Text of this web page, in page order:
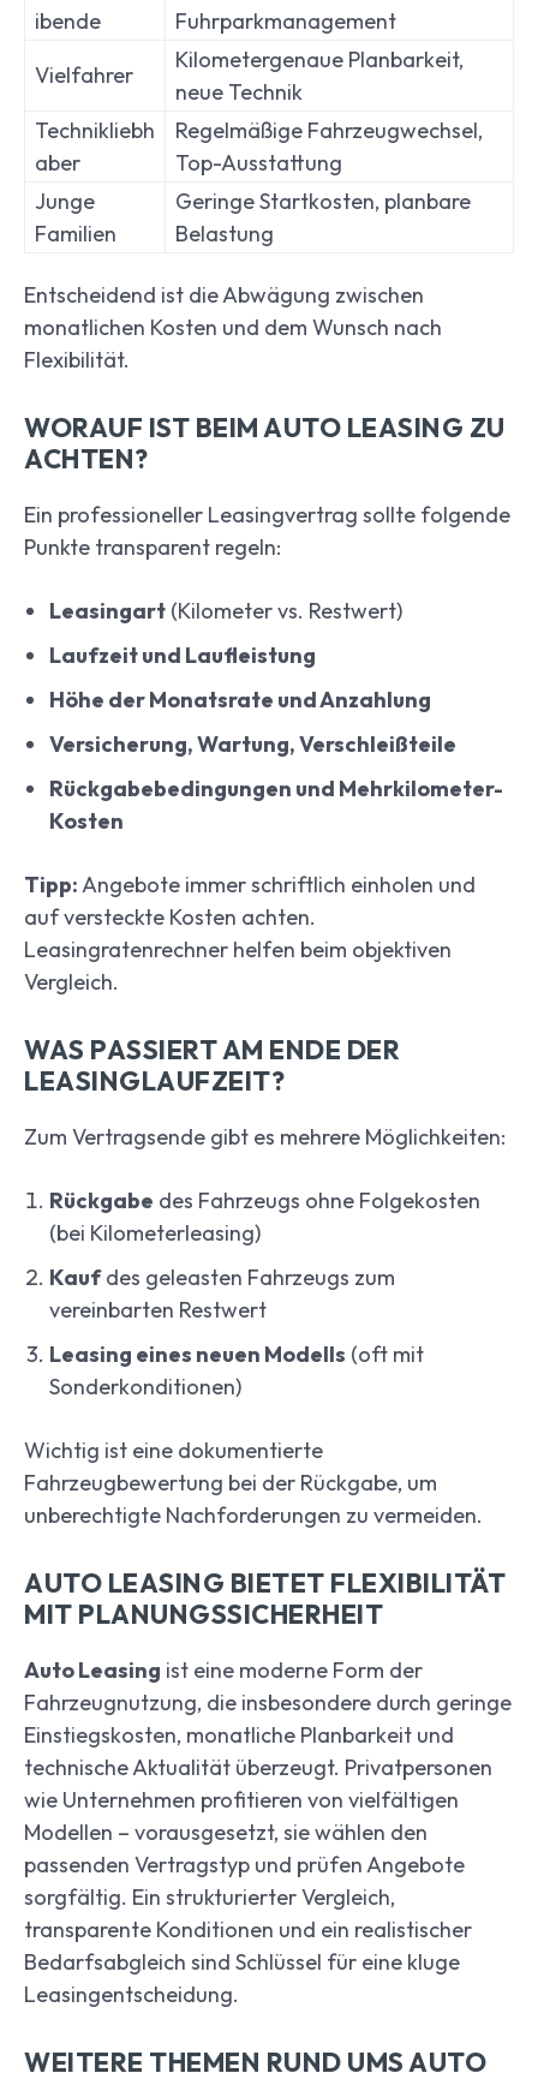
ibende
Fuhrparkmanagement
Vielfahrer
Kilometergenaue Planbarkeit,
neue Technik
Technikliebh
aber
Regelmäßige Fahrzeugwechsel,
Top-Ausstattung
Junge
Familien
Geringe Startkosten, planbare
Belastung
Entscheidend ist die Abwägung zwischen
monatlichen Kosten und dem Wunsch nach
Flexibilität.
WORAUF IST BEIM AUTO LEASING ZU
ACHTEN?
Ein professioneller Leasingvertrag sollte folgende
Punkte transparent regeln:
Leasingart (Kilometer vs. Restwert)
Laufzeit und Laufleistung
Höhe der Monatsrate und Anzahlung
Versicherung, Wartung, Verschleißteile
Rückgabebedingungen und Mehrkilometer-
Kosten
Tipp:Angebote immer schriftlich einholen und
auf versteckte Kosten achten.
Leasingratenrechner helfen beim objektiven
Vergleich.
WAS PASSIERT AM ENDE DER
LEASINGLAUFZEIT?
Zum Vertragsende gibt es mehrere Möglichkeiten:
Rückgabe des Fahrzeugs ohne Folgekosten
(bei Kilometerleasing)
Kaufdes geleasten Fahrzeugs zum
vereinbarten Restwert
Leasing eines neuen Modells (oft mit
Sonderkonditionen)
Wichtig ist eine dokumentierte
Fahrzeugbewertung bei der Rückgabe, um
unberechtigte Nachforderungen zu vermeiden.
AUTO LEASING BIETET FLEXIBILITÄT
MIT PLANUNGSSICHERHEIT
Auto Leasing ist eine moderne Form der
Fahrzeugnutzung, die insbesondere durch geringe
Einstiegskosten, monatliche Planbarkeit und
technische Aktualität überzeugt. Privatpersonen
wie Unternehmen profitieren von vielfältigen
Modellen – vorausgesetzt, sie wählen den
passenden Vertragstyp und prüfen Angebote
sorgfältig. Ein strukturierter Vergleich,
transparente Konditionen und ein realistischer
Bedarfsabgleich sind Schlüssel für eine kluge
Leasingentscheidung.
WEITERE THEMEN RUND UMS AUTO